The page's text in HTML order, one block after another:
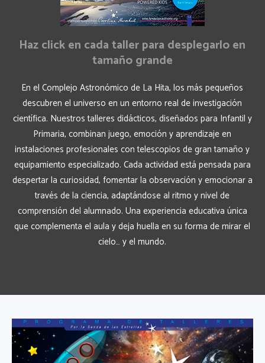
Haz click en cada taller para desplegarlo en
tamaño grande
En el Complejo Astronómico de La Hita, los más pequeños
descubren el universo en un entorno real de investigación
científica. Nuestros talleres didácticos, diseñados para Infantil y
Primaria, combinan juego, emoción y aprendizaje en
instalaciones profesionales con telescopios de gran tamaño y
equipamiento especializado. Cada actividad está pensada para
despertar la curiosidad, fomentar la observación y emocionar a
través de la ciencia, adaptándose al ritmo y nivel de
comprensión del alumnado. Una experiencia educativa única
que complementa el aula y deja huella en su forma de mirar el
cielo… y el mundo.